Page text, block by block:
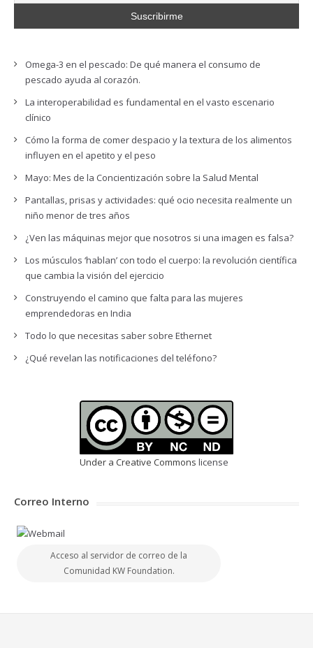
Omega-3 en el pescado: De qué manera el consumo de
pescado ayuda al corazón.
La interoperabilidad es fundamental en el vasto escenario
clínico
Cómo la forma de comer despacio y la textura de los alimentos
influyen en el apetito y el peso
Mayo: Mes de la Concientización sobre la Salud Mental
Pantallas, prisas y actividades: qué ocio necesita realmente un
niño menor de tres años
¿Ven las máquinas mejor que nosotros si una imagen es falsa?
Los músculos ‘hablan’ con todo el cuerpo: la revolución científica
que cambia la visión del ejercicio
Construyendo el camino que falta para las mujeres
emprendedoras en India
Todo lo que necesitas saber sobre Ethernet
¿Qué revelan las notificaciones del teléfono?
Under a Creative Commons license
Correo Interno
Acceso al servidor de correo de la
Comunidad KW Foundation.